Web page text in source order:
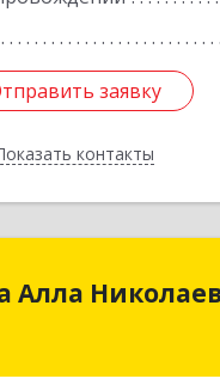
заявку
контакты
заявку
Назад
Алла